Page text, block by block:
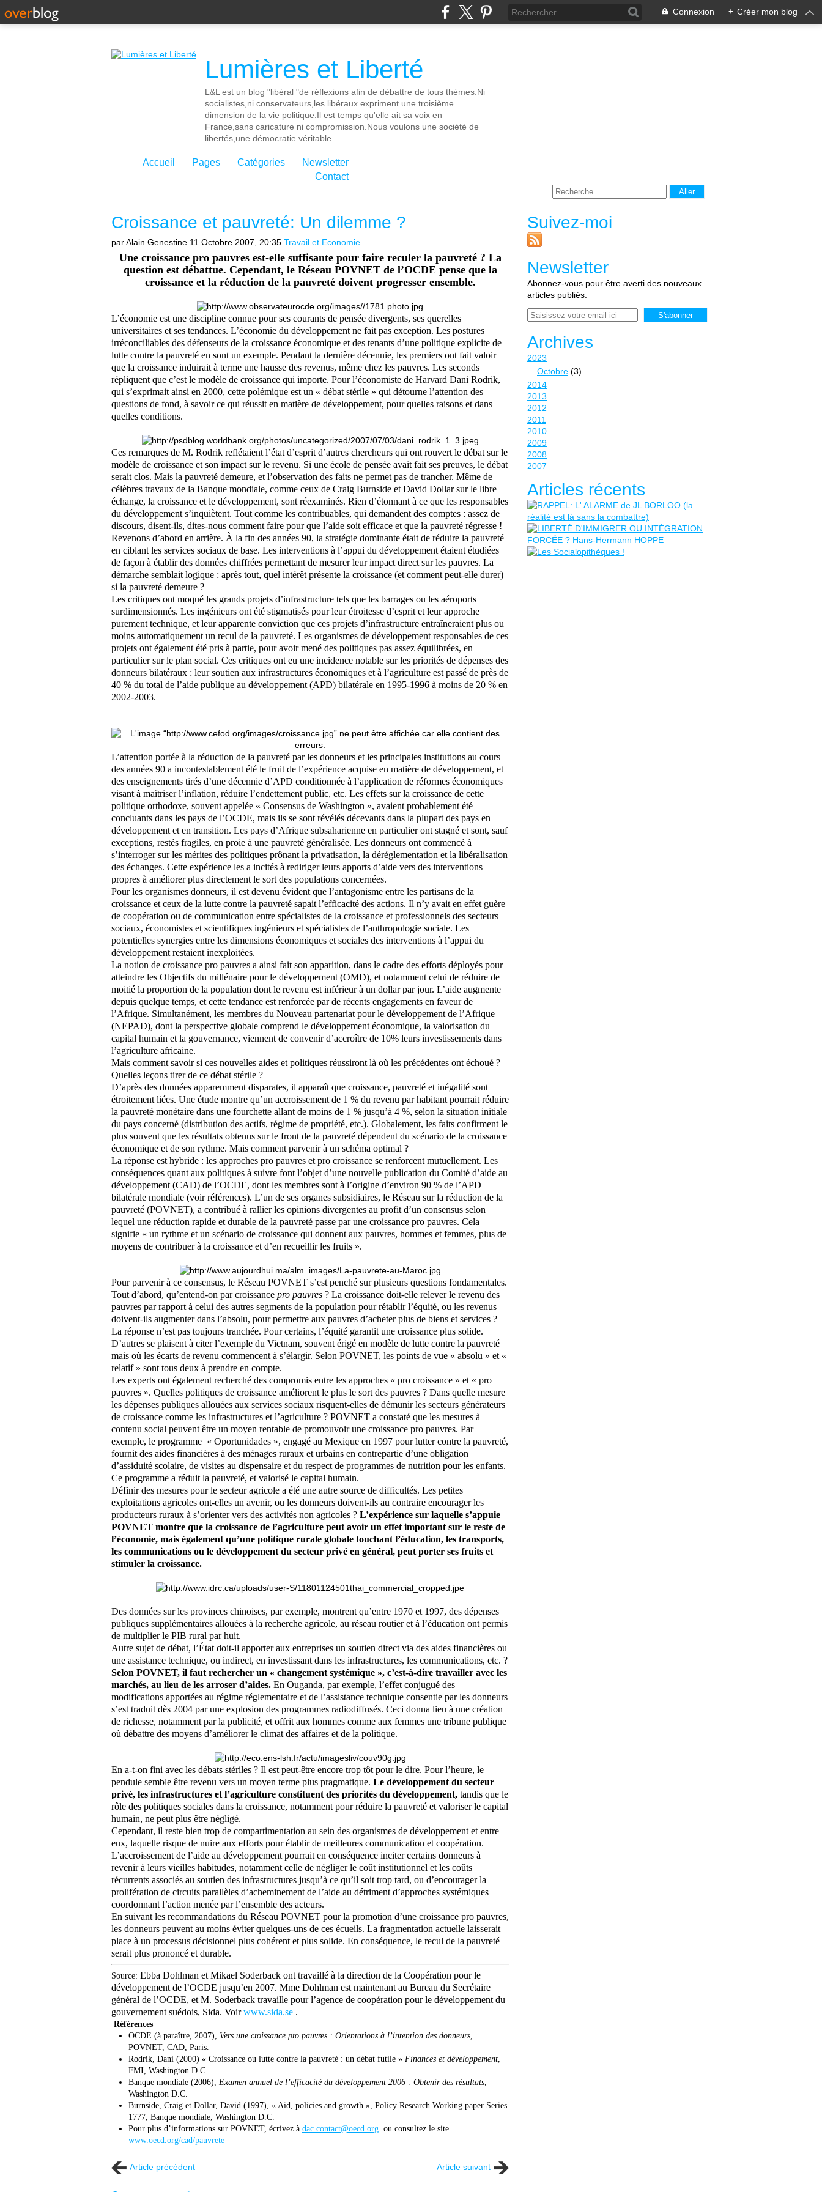
Connexion + Créer mon blog
Lumières et Liberté
L&L est un blog "libéral "de réflexions afin de débattre de tous thèmes.Ni
socialistes,ni conservateurs,les libéraux expriment une troisième
dimension de la vie politique.Il est temps qu'elle ait sa voix en
France,sans caricature ni compromission.Nous voulons une socièté de
libertés,une démocratie véritable.
Accueil Pages Catégories
Newsletter
Contact
Croissance et pauvreté: Un dilemme ?
par Alain Genestine 11 Octobre 2007, 20:35 Travail et Economie
Une croissance pro pauvres est-elle suffisante pour faire reculer la pauvreté ? La
question est débattue. Cependant, le Réseau POVNET de l’OCDE pense que la
croissance et la réduction de la pauvreté doivent progresser ensemble.
L’économie est une discipline connue pour ses courants de pensée divergents, ses querelles
universitaires et ses tendances. L’économie du développement ne fait pas exception. Les postures
irréconciliables des défenseurs de la croissance économique et des tenants d’une politique explicite de
lutte contre la pauvreté en sont un exemple. Pendant la dernière décennie, les premiers ont fait valoir
que la croissance induirait à terme une hausse des revenus, même chez les pauvres. Les seconds
répliquent que c’est le modèle de croissance qui importe. Pour l’économiste de Harvard Dani Rodrik,
qui s’exprimait ainsi en 2000, cette polémique est un « débat stérile » qui détourne l’attention des
questions de fond, à savoir ce qui réussit en matière de développement, pour quelles raisons et dans
quelles conditions.
Ces remarques de M. Rodrik reflétaient l’état d’esprit d’autres chercheurs qui ont rouvert le débat sur le
modèle de croissance et son impact sur le revenu. Si une école de pensée avait fait ses preuves, le débat
serait clos. Mais la pauvreté demeure, et l’observation des faits ne permet pas de trancher. Même de
célèbres travaux de la Banque mondiale, comme ceux de Craig Burnside et David Dollar sur le libre
échange, la croissance et le développement, sont réexaminés. Rien d’étonnant à ce que les responsables
du développement s’inquiètent. Tout comme les contribuables, qui demandent des comptes : assez de
discours, disent-ils, dites-nous comment faire pour que l’aide soit efficace et que la pauvreté régresse !
Revenons d’abord en arrière. À la fin des années 90, la stratégie dominante était de réduire la pauvreté
en ciblant les services sociaux de base. Les interventions à l’appui du développement étaient étudiées
de façon à établir des données chiffrées permettant de mesurer leur impact direct sur les pauvres. La
démarche semblait logique : après tout, quel intérêt présente la croissance (et comment peut-elle durer)
si la pauvreté demeure ?
Les critiques ont moqué les grands projets d’infrastructure tels que les barrages ou les aéroports
surdimensionnés. Les ingénieurs ont été stigmatisés pour leur étroitesse d’esprit et leur approche
purement technique, et leur apparente conviction que ces projets d’infrastructure entraîneraient plus ou
moins automatiquement un recul de la pauvreté. Les organismes de développement responsables de ces
projets ont également été pris à partie, pour avoir mené des politiques pas assez équilibrées, en
particulier sur le plan social. Ces critiques ont eu une incidence notable sur les priorités de dépenses des
donneurs bilatéraux : leur soutien aux infrastructures économiques et à l’agriculture est passé de près de
40 % du total de l’aide publique au développement (APD) bilatérale en 1995-1996 à moins de 20 % en
2002-2003.
L’attention portée à la réduction de la pauvreté par les donneurs et les principales institutions au cours
des années 90 a incontestablement été le fruit de l’expérience acquise en matière de développement, et
des enseignements tirés d’une décennie d’APD conditionnée à l’application de réformes économiques
visant à maîtriser l’inflation, réduire l’endettement public, etc. Les effets sur la croissance de cette
politique orthodoxe, souvent appelée « Consensus de Washington », avaient probablement été
concluants dans les pays de l’OCDE, mais ils se sont révélés décevants dans la plupart des pays en
développement et en transition. Les pays d’Afrique subsaharienne en particulier ont stagné et sont, sauf
exceptions, restés fragiles, en proie à une pauvreté généralisée. Les donneurs ont commencé à
s’interroger sur les mérites des politiques prônant la privatisation, la déréglementation et la libéralisation
des échanges. Cette expérience les a incités à rediriger leurs apports d’aide vers des interventions
propres à améliorer plus directement le sort des populations concernées.
Pour les organismes donneurs, il est devenu évident que l’antagonisme entre les partisans de la
croissance et ceux de la lutte contre la pauvreté sapait l’efficacité des actions. Il n’y avait en effet guère
de coopération ou de communication entre spécialistes de la croissance et professionnels des secteurs
sociaux, économistes et scientifiques ingénieurs et spécialistes de l’anthropologie sociale. Les
potentielles synergies entre les dimensions économiques et sociales des interventions à l’appui du
développement restaient inexploitées.
La notion de croissance pro pauvres a ainsi fait son apparition, dans le cadre des efforts déployés pour
atteindre les Objectifs du millénaire pour le développement (OMD), et notamment celui de réduire de
moitié la proportion de la population dont le revenu est inférieur à un dollar par jour. L’aide augmente
depuis quelque temps, et cette tendance est renforcée par de récents engagements en faveur de
l’Afrique. Simultanément, les membres du Nouveau partenariat pour le développement de l’Afrique
(NEPAD), dont la perspective globale comprend le développement économique, la valorisation du
capital humain et la gouvernance, viennent de convenir d’accroître de 10% leurs investissements dans
l’agriculture africaine.
Mais comment savoir si ces nouvelles aides et politiques réussiront là où les précédentes ont échoué ?
Quelles leçons tirer de ce débat stérile ?
D’après des données apparemment disparates, il apparaît que croissance, pauvreté et inégalité sont
étroitement liées. Une étude montre qu’un accroissement de 1 % du revenu par habitant pourrait réduire
la pauvreté monétaire dans une fourchette allant de moins de 1 % jusqu’à 4 %, selon la situation initiale
du pays concerné (distribution des actifs, régime de propriété, etc.). Globalement, les faits confirment le
plus souvent que les résultats obtenus sur le front de la pauvreté dépendent du scénario de la croissance
économique et de son rythme. Mais comment parvenir à un schéma optimal ?
La réponse est hybride : les approches pro pauvres et pro croissance se renforcent mutuellement. Les
conséquences quant aux politiques à suivre font l’objet d’une nouvelle publication du Comité d’aide au
développement (CAD) de l’OCDE, dont les membres sont à l’origine d’environ 90 % de l’APD
bilatérale mondiale (voir références). L’un de ses organes subsidiaires, le Réseau sur la réduction de la
pauvreté (POVNET), a contribué à rallier les opinions divergentes au profit d’un consensus selon
lequel une réduction rapide et durable de la pauvreté passe par une croissance pro pauvres. Cela
signifie « un rythme et un scénario de croissance qui donnent aux pauvres, hommes et femmes, plus de
moyens de contribuer à la croissance et d’en recueillir les fruits ».
Pour parvenir à ce consensus, le Réseau POVNET s’est penché sur plusieurs questions fondamentales.
Tout d’abord, qu’entend-on par croissance pro pauvres ? La croissance doit-elle relever le revenu des
pauvres par rapport à celui des autres segments de la population pour rétablir l’équité, ou les revenus
doivent-ils augmenter dans l’absolu, pour permettre aux pauvres d’acheter plus de biens et services ?
La réponse n’est pas toujours tranchée. Pour certains, l’équité garantit une croissance plus solide.
D’autres se plaisent à citer l’exemple du Vietnam, souvent érigé en modèle de lutte contre la pauvreté
mais où les écarts de revenu commencent à s’élargir. Selon POVNET, les points de vue « absolu » et «
relatif » sont tous deux à prendre en compte.
Les experts ont également recherché des compromis entre les approches « pro croissance » et « pro
pauvres ». Quelles politiques de croissance améliorent le plus le sort des pauvres ? Dans quelle mesure
les dépenses publiques allouées aux services sociaux risquent-elles de démunir les secteurs générateurs
de croissance comme les infrastructures et l’agriculture ? POVNET a constaté que les mesures à
contenu social peuvent être un moyen rentable de promouvoir une croissance pro pauvres. Par
exemple, le programme « Oportunidades », engagé au Mexique en 1997 pour lutter contre la pauvreté,
fournit des aides financières à des ménages ruraux et urbains en contrepartie d’une obligation
d’assiduité scolaire, de visites au dispensaire et du respect de programmes de nutrition pour les enfants.
Ce programme a réduit la pauvreté, et valorisé le capital humain.
Définir des mesures pour le secteur agricole a été une autre source de difficultés. Les petites
exploitations agricoles ont-elles un avenir, ou les donneurs doivent-ils au contraire encourager les
producteurs ruraux à s’orienter vers des activités non agricoles ? L’expérience sur laquelle s’appuie
POVNET montre que la croissance de l’agriculture peut avoir un effet important sur le reste de
l’économie, mais également qu’une politique rurale globale touchant l’éducation, les transports,
les communications ou le développement du secteur privé en général, peut porter ses fruits et
stimuler la croissance.
Des données sur les provinces chinoises, par exemple, montrent qu’entre 1970 et 1997, des dépenses
publiques supplémentaires allouées à la recherche agricole, au réseau routier et à l’éducation ont permis
de multiplier le PIB rural par huit.
Autre sujet de débat, l’État doit-il apporter aux entreprises un soutien direct via des aides financières ou
une assistance technique, ou indirect, en investissant dans les infrastructures, les communications, etc. ?
Selon POVNET, il faut rechercher un « changement systémique », c’est-à-dire travailler avec les
marchés, au lieu de les arroser d’aides. En Ouganda, par exemple, l’effet conjugué des
modifications apportées au régime réglementaire et de l’assistance technique consentie par les donneurs
s’est traduit dès 2004 par une explosion des programmes radiodiffusés. Ceci donna lieu à une création
de richesse, notamment par la publicité, et offrit aux hommes comme aux femmes une tribune publique
où débattre des moyens d’améliorer le climat des affaires et de la politique.
En a-t-on fini avec les débats stériles ? Il est peut-être encore trop tôt pour le dire. Pour l’heure, le
pendule semble être revenu vers un moyen terme plus pragmatique. Le développement du secteur
privé, les infrastructures et l’agriculture constituent des priorités du développement, tandis que le
rôle des politiques sociales dans la croissance, notamment pour réduire la pauvreté et valoriser le capital
humain, ne peut plus être négligé.
Cependant, il reste bien trop de compartimentation au sein des organismes de développement et entre
eux, laquelle risque de nuire aux efforts pour établir de meilleures communication et coopération.
L’accroissement de l’aide au développement pourrait en conséquence inciter certains donneurs à
revenir à leurs vieilles habitudes, notamment celle de négliger le coût institutionnel et les coûts
récurrents associés au soutien des infrastructures jusqu’à ce qu’il soit trop tard, ou d’encourager la
prolifération de circuits parallèles d’acheminement de l’aide au détriment d’approches systémiques
coordonnant l’action menée par l’ensemble des acteurs.
En suivant les recommandations du Réseau POVNET pour la promotion d’une croissance pro pauvres,
les donneurs peuvent au moins éviter quelques-uns de ces écueils. La fragmentation actuelle laisserait
place à un processus décisionnel plus cohérent et plus solide. En conséquence, le recul de la pauvreté
serait plus prononcé et durable.
Source: Ebba Dohlman et Mikael Soderback ont travaillé à la direction de la Coopération pour le
développement de l’OCDE jusqu’en 2007. Mme Dohlman est maintenant au Bureau du Secrétaire
général de l’OCDE, et M. Soderback travaille pour l’agence de coopération pour le développement du
gouvernement suédois, Sida. Voir www.sida.se .
Références
OCDE (à paraître, 2007), Vers une croissance pro pauvres : Orientations à l’intention des donneurs,
POVNET, CAD, Paris.
Rodrik, Dani (2000) « Croissance ou lutte contre la pauvreté : un débat futile » Finances et développement,
FMI, Washington D.C.
Banque mondiale (2006), Examen annuel de l’efficacité du développement 2006 : Obtenir des résultats,
Washington D.C.
Burnside, Craig et Dollar, David (1997), « Aid, policies and growth », Policy Research Working paper Series
1777, Banque mondiale, Washington D.C.
Pour plus d’informations sur POVNET, écrivez à dac.contact@oecd.org ou consultez le site
www.oecd.org/cad/pauvrete
Article précédent Article suivant
Suivez-moi
Newsletter
Abonnez-vous pour être averti des nouveaux
articles publiés.
Email
Archives
2023
Octobre (3)
2014
2013
2012
2011
2010
2009
2008
2007
Articles récents